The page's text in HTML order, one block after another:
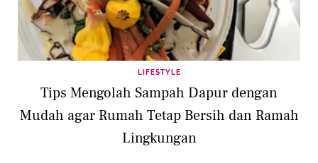
LIFESTYLE
Tips Mengolah Sampah Dapur dengan
Mudah agar Rumah Tetap Bersih dan Ramah
Lingkungan